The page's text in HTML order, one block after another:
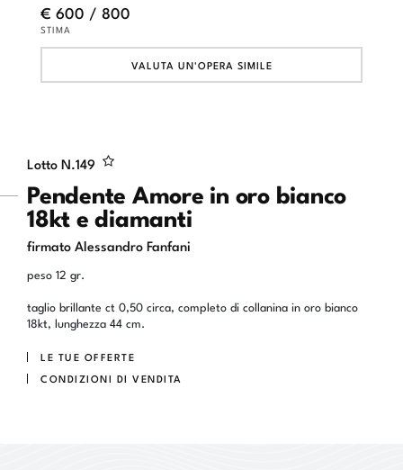
Lotto N.149
Pendente Amore in oro bianco
18kt e diamanti
firmato Alessandro Fanfani
peso 12 gr.
taglio brillante ct 0,50 circa, completo di collanina in oro bianco
18kt, lunghezza 44 cm.
LE TUE OFFERTE
CONDIZIONI DI VENDITA
€ 600 / 800
STIMA
VALUTA UN'OPERA SIMILE